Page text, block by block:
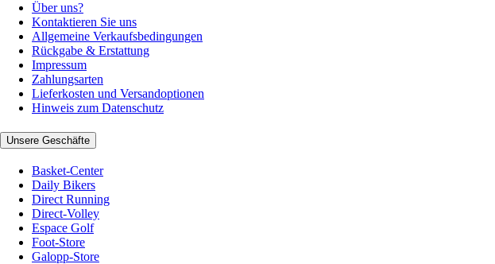
Über uns?
Kontaktieren Sie uns
Allgemeine Verkaufsbedingungen
Rückgabe & Erstattung
Impressum
Zahlungsarten
Lieferkosten und Versandoptionen
Hinweis zum Datenschutz
Unsere Geschäfte
Basket-Center
Daily Bikers
Direct Running
Direct-Volley
Espace Golf
Foot-Store
Galopp-Store